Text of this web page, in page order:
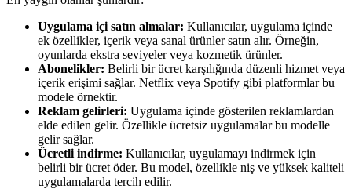
Uygulama içi satın almalar: Kullanıcılar, uygulama içinde
ek özellikler, içerik veya sanal ürünler satın alır. Örneğin,
oyunlarda ekstra seviyeler veya kozmetik ürünler.
Abonelikler: Belirli bir ücret karşılığında düzenli hizmet veya
içerik erişimi sağlar. Netflix veya Spotify gibi platformlar bu
modele örnektir.
Reklam gelirleri: Uygulama içinde gösterilen reklamlardan
elde edilen gelir. Özellikle ücretsiz uygulamalar bu modelle
gelir sağlar.
Ücretli indirme: Kullanıcılar, uygulamayı indirmek için
belirli bir ücret öder. Bu model, özellikle niş ve yüksek kaliteli
uygulamalarda tercih edilir.